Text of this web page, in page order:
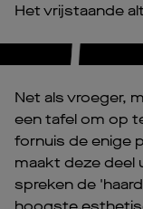
Het vrijstaande
Net als vroeger,
een tafel om op
fornuis de enige
maakt deze deel
spreken de